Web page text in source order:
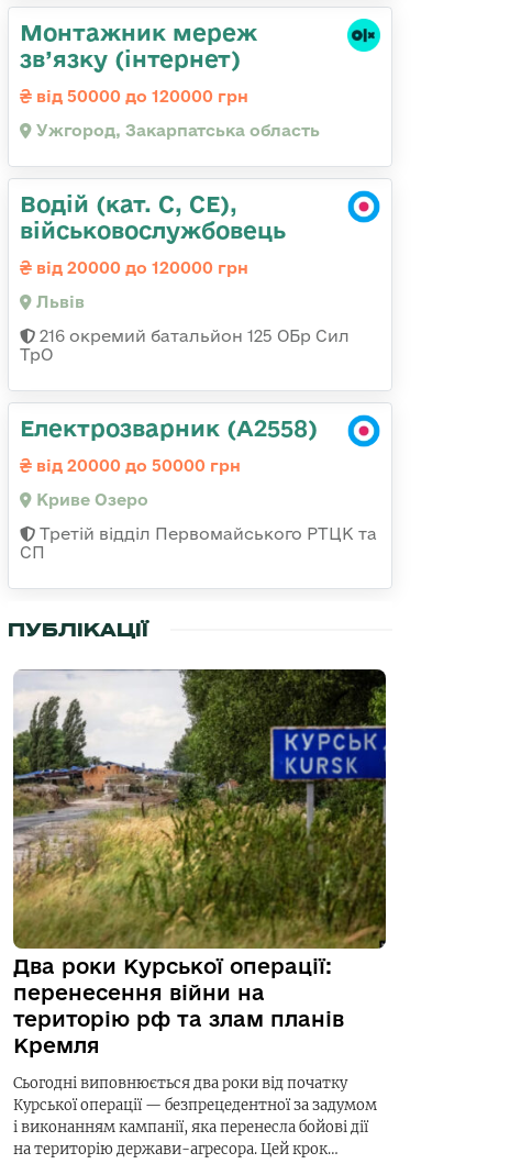
Монтажник мереж
зв’язку (інтернет)
від 50000 до 120000 грн
Ужгород, Закарпатська область
Водій (кат. С, СЕ),
військовослужбовець
від 20000 до 120000 грн
Львів
216 окремий батальйон 125 ОБр Сил
ТрО
Електрозварник (А2558)
від 20000 до 50000 грн
Криве Озеро
Третій відділ Первомайського РТЦК та
СП
ПУБЛІКАЦІЇ
Два роки Курської операції:
перенесення війни на
територію рф та злам планів
Кремля
Сьогодні виповнюється два роки від початку
Курської операції — безпрецедентної за задумом
і виконанням кампанії, яка перенесла бойові дії
на територію держави-агресора. Цей крок…